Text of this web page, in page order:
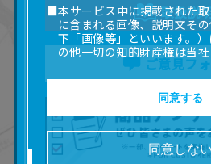
取扱説
ご意見フ
■本サービス中に掲載された
に含まれる画像、説明文そ
下「画像等」といいます。
の他一切の知的財産権は当
の許諾を受ける第三者に帰属
■取扱説明書及び画像等の一部
使用（本サービス内の意見
等の利用を含みます。）を
複写、改変、掲示、頒布、
を含むがこれに限りません
いたします。
同意しな
同意する